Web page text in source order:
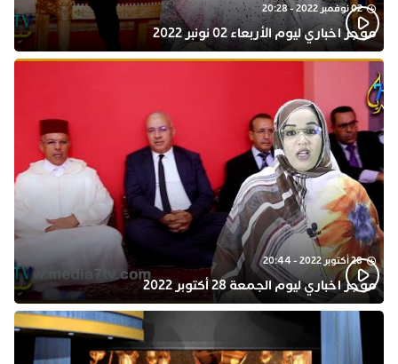
02 نوفمبر 2022 - 20:28
موجز اخباري ليوم الأربعاء 02 نونبر 2022
28 أكتوبر 2022 - 20:44
موجز اخباري ليوم الجمعة 28 أكتوبر 2022